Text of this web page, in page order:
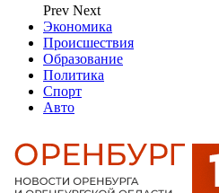
Prev Next
Экономика
Происшествия
Образование
Политика
Спорт
Авто